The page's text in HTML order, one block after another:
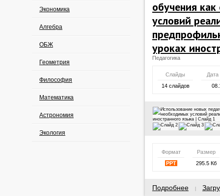
Экономика
Алгебра
ОБЖ
Геометрия
Философия
Математика
Астрономия
Экология
обучения
условий
уроках
Педагогика
Слайды
Дата
14 слайдов
Формат
Размер
PPT
295.5 Кб
Подробнее